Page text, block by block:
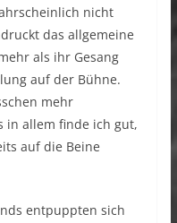
nicht
das allgemeine
als ihr Gesang
auf der Bühne.
mehr
in allem finde ich gut,
auf die Beine
entpuppten sich